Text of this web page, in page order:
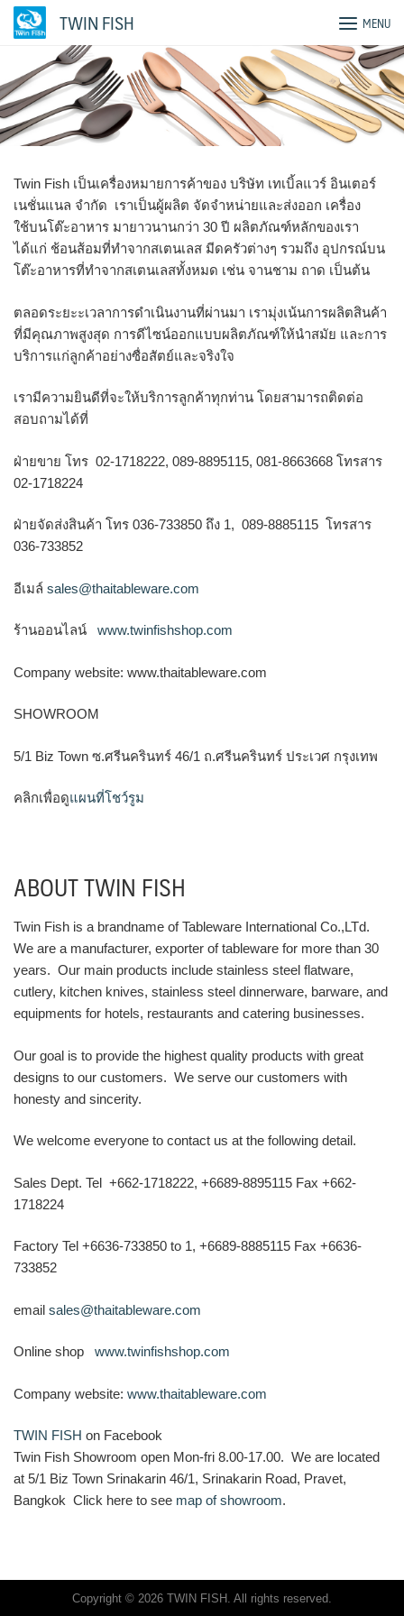
Skip
TWIN FISH MENU
Twin Fish เป็นเครื่องหมายการค้าของ บริษัท เทเบิ้ลแวร์ อินเตอร์
เนชั่นแนล จำกัด เราเป็นผู้ผลิต จัดจำหน่ายและส่งออก เครื่อง
ใช้บนโต๊ะอาหาร มายาวนานกว่า 30 ปี ผลิตภัณฑ์หลักของเรา
ได้แก่ ช้อนส้อมที่ทำจากสเตนเลส มีดครัวต่างๆ รวมถึง อุปกรณ์บน
โต๊ะอาหารที่ทำจากสเตนเลสทั้งหมด เช่น จานชาม ถาด เป็นต้น
ตลอดระยะะเวลาการดำเนินงานที่ผ่านมา เรามุ่งเน้นการผลิตสินค้า
ที่มีคุณภาพสูงสุด การดีไซน์ออกแบบผลิตภัณฑ์ให้นำสมัย และการ
บริการแก่ลูกค้าอย่างซื่อสัตย์และจริงใจ
เรามีความยินดีที่จะให้บริการลูกค้าทุกท่าน โดยสามารถติดต่อ
สอบถามได้ที่
ฝ่ายขาย โทร 02-1718222, 089-8895115, 081-8663668 โทรสาร
02-1718224
ฝ่ายจัดส่งสินค้า โทร 036-733850 ถึง 1, 089-8885115 โทรสาร
036-733852
อีเมล์ sales@thaitableware.com
ร้านออนไลน์ www.twinfishshop.com
Company website: www.thaitableware.com
SHOWROOM
5/1 Biz Town ซ.ศรีนครินทร์ 46/1 ถ.ศรีนครินทร์ ประเวศ กรุงเทพ
คลิกเพื่อดูแผนที่โชว์รูม
ABOUT TWIN FISH
Twin Fish is a brandname of Tableware International Co.,LTd.
We are a manufacturer, exporter of tableware for more than 30
years. Our main products include stainless steel flatware,
cutlery, kitchen knives, stainless steel dinnerware, barware, and
equipments for hotels, restaurants and catering businesses.
Our goal is to provide the highest quality products with great
designs to our customers. We serve our customers with
honesty and sincerity.
We welcome everyone to contact us at the following detail.
Sales Dept. Tel +662-1718222, +6689-8895115 Fax +662-
1718224
Factory Tel +6636-733850 to 1, +6689-8885115 Fax +6636-
733852
email sales@thaitableware.com
Online shop www.twinfishshop.com
Company website: www.thaitableware.com
TWIN FISH on Facebook
Twin Fish Showroom open Mon-fri 8.00-17.00. We are located
at 5/1 Biz Town Srinakarin 46/1, Srinakarin Road, Pravet,
Bangkok Click here to see map of showroom.
Copyright © 2026 TWIN FISH. All rights reserved.